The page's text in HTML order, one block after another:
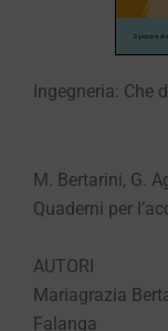
Ingegneria: Che
M. Bertarini, G.
Quaderni per
AUTORI
Mariagrazia
Falanga